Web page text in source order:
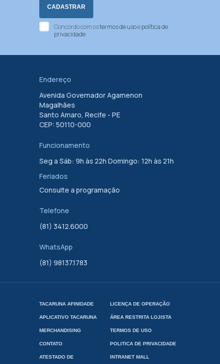
Concordo com ostermos de usoepolítica de
privacidade.
Endereço
Avenida Governador Agamenon
Magalhães
Santo Amaro, Recife - PE
CEP: 50110-000
Funcionamento
Seg a Sáb: 9h às 22h Domingo: 12h às 21h
Feriados
Consulte a programação
Telefone
(81) 3412.6000
WhatsApp
(81) 98137.1783
TACARUNA AFINIDADE
APLICATIVO TACARUNA
MERCHANDISING
CONTATO
ATESTADO DE
LICENÇA DE OPERAÇÃO
ÁREA RESTRITA LOJISTA
TERMOS DE USO
POLITICA DE PRIVACIDADE
INTRANET MALL